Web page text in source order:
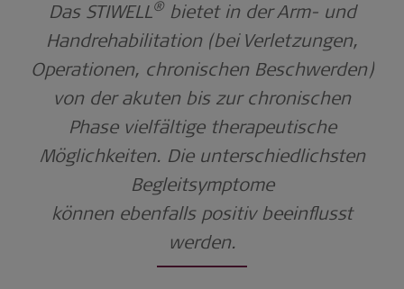
Das STIWELL®bietet in der Arm- und
Handrehabilitation (bei Verletzungen,
Operationen, chronischen Beschwerden)
von der akuten bis zur chronischen
Phase vielfältige therapeutische
Möglichkeiten. Die unterschiedlichsten
Begleitsymptome
können ebenfalls positiv beeinflusst
werden.